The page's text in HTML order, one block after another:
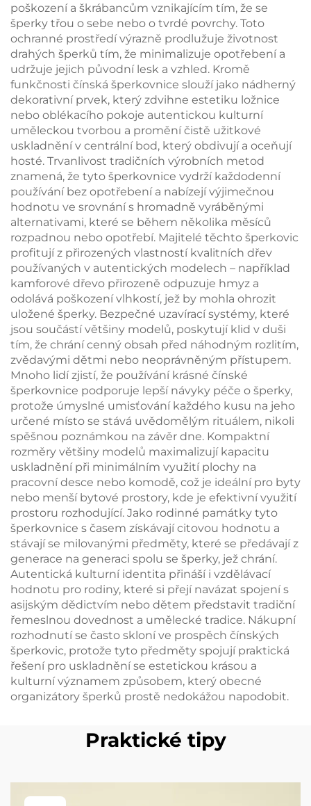
poškození a škrábancům vznikajícím tím, že se
šperky třou o sebe nebo o tvrdé povrchy. Toto
ochranné prostředí výrazně prodlužuje životnost
drahých šperků tím, že minimalizuje opotřebení a
udržuje jejich původní lesk a vzhled. Kromě
funkčnosti čínská šperkovnice slouží jako nádherný
dekorativní prvek, který zdvihne estetiku ložnice
nebo oblékacího pokoje autentickou kulturní
uměleckou tvorbou a promění čistě užitkové
uskladnění v centrální bod, který obdivují a oceňují
hosté. Trvanlivost tradičních výrobních metod
znamená, že tyto šperkovnice vydrží každodenní
používání bez opotřebení a nabízejí výjimečnou
hodnotu ve srovnání s hromadně vyráběnými
alternativami, které se během několika měsíců
rozpadnou nebo opotřebí. Majitelé těchto šperkovic
profitují z přirozených vlastností kvalitních dřev
používaných v autentických modelech – například
kamforové dřevo přirozeně odpuzuje hmyz a
odolává poškození vlhkostí, jež by mohla ohrozit
uložené šperky. Bezpečné uzavírací systémy, které
jsou součástí většiny modelů, poskytují klid v duši
tím, že chrání cenný obsah před náhodným rozlitím,
zvědavými dětmi nebo neoprávněným přístupem.
Mnoho lidí zjistí, že používání krásné čínské
šperkovnice podporuje lepší návyky péče o šperky,
protože úmyslné umisťování každého kusu na jeho
určené místo se stává uvědomělým rituálem, nikoli
spěšnou poznámkou na závěr dne. Kompaktní
rozměry většiny modelů maximalizují kapacitu
uskladnění při minimálním využití plochy na
pracovní desce nebo komodě, což je ideální pro byty
nebo menší bytové prostory, kde je efektivní využití
prostoru rozhodující. Jako rodinné památky tyto
šperkovnice s časem získávají citovou hodnotu a
stávají se milovanými předměty, které se předávají z
generace na generaci spolu se šperky, jež chrání.
Autentická kulturní identita přináší i vzdělávací
hodnotu pro rodiny, které si přejí navázat spojení s
asijským dědictvím nebo dětem představit tradiční
řemeslnou dovednost a umělecké tradice. Nákupní
rozhodnutí se často skloní ve prospěch čínských
šperkovic, protože tyto předměty spojují praktická
řešení pro uskladnění se estetickou krásou a
kulturní významem způsobem, který obecné
organizátory šperků prostě nedokážou napodobit.
Praktické tipy